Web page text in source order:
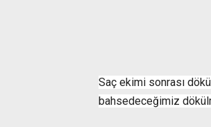
Saç ekimi sonrası
bahsedeceğimiz